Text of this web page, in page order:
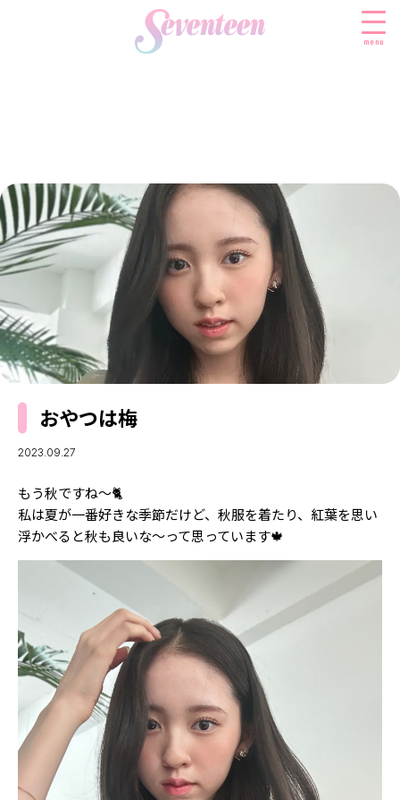
menu
FASHION
ファッションニュース
モデル私服
着回し
BEAUTY
ビューティニュース
トレンドメイク
ベストコスメ
ヘアアレンジ・ヘアケア
スキンケア
ボディケア
SCHOOL
スクールニュース
制服コーデ
学校ヘアメイク
勉強・受験・進路
ENTERTAINMENT
エンタメニュース
なにわ男子
K-POP
LIFESTYLE
ライフスタイルニュース
JKランキング・アワード
モデルの購入品
おでかけ
JK TREND
MODELS
MODEL'S BLOG
TikTok
Instagram
YouTube
FORTUNE
ゲッターズ飯田
MISS SEVENTEEN
ミスセブンティーンニュース
MAGAZINE
バックナンバー
INFORMATION
Seventeen について
おやつは梅
2023.09.27
もう秋ですね〜🐈
私は夏が一番好きな季節だけど、秋服を着たり、紅葉を思い
浮かべると秋も良いな〜って思っています🍁